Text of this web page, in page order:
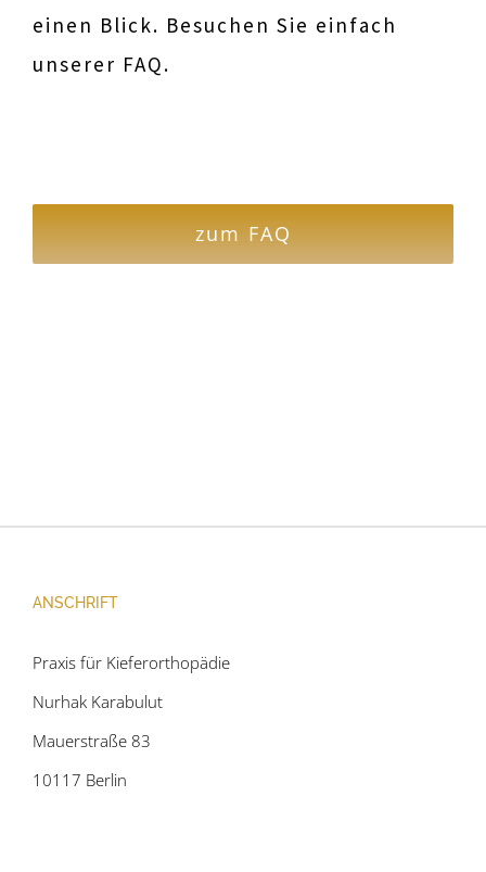
einen Blick. Besuchen Sie einfach
unserer FAQ.
zum FAQ
ANSCHRIFT
Praxis für Kieferorthopädie
Nurhak Karabulut
Mauerstraße 83
10117 Berlin